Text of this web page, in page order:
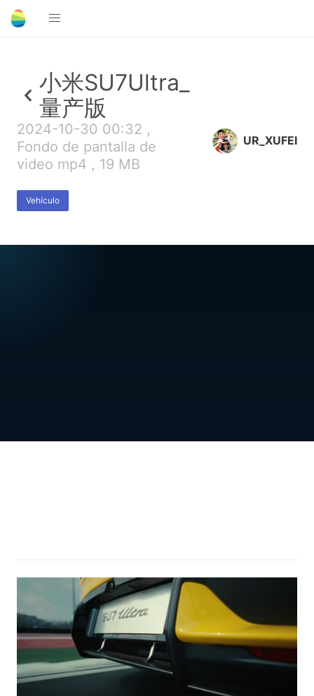
小米SU7Ultra_
量产版
2024-10-30 00:32 ,
Fondo de pantalla de
video mp4 , 19 MB
Vehículo
UR_XUFEI